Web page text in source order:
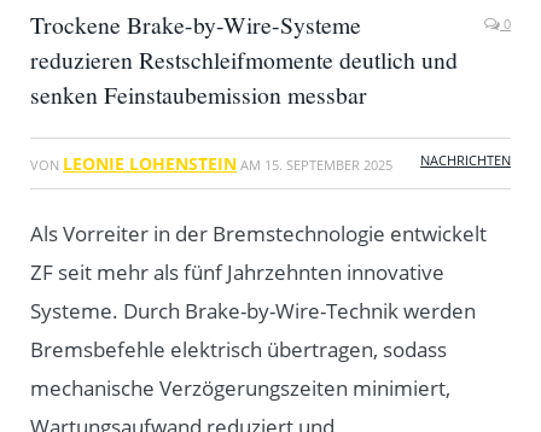
Trockene Brake-by-Wire-Systeme
reduzieren Restschleifmomente deutlich und
senken Feinstaubemission messbar
0
VON LEONIE LOHENSTEIN AM 15. SEPTEMBER 2025 NACHRICHTEN
Als Vorreiter in der Bremstechnologie entwickelt
ZF seit mehr als fünf Jahrzehnten innovative
Systeme. Durch Brake-by-Wire-Technik werden
Bremsbefehle elektrisch übertragen, sodass
mechanische Verzögerungszeiten minimiert,